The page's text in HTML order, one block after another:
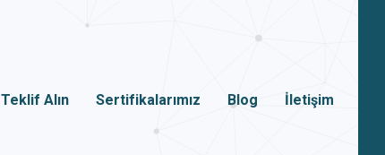
Teklif Alın Sertifikalarımız Blog İletişim